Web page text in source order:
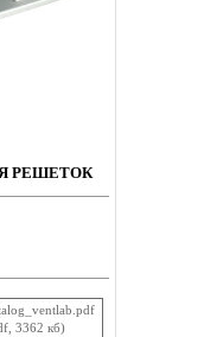
РЕШЕТОК
3362 кб)